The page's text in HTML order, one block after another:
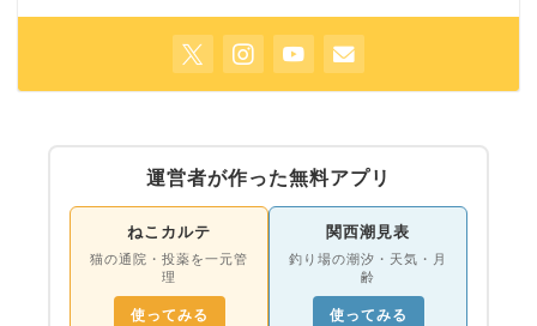
運営者が作った無料アプリ
ねこカルテ
猫の通院・投薬を一元管
理
使ってみる
関西潮見表
釣り場の潮汐・天気・月
齢
使ってみる